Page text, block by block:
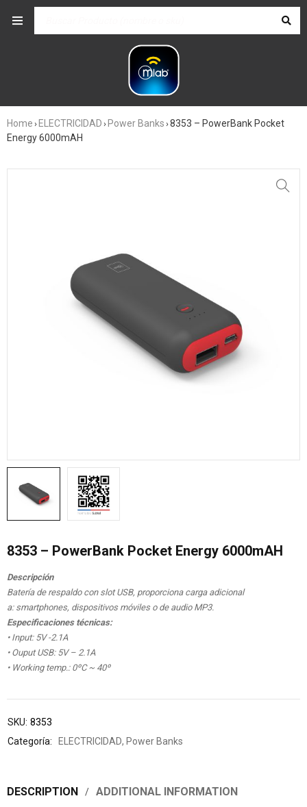
Home › ELECTRICIDAD › Power Banks ›8353 – PowerBank Pocket
Energy 6000mAH
8353 – PowerBank Pocket Energy 6000mAH
Descripción
Batería de respaldo con slot USB, proporciona carga adicional
a: smartphones, dispositivos móviles o de audio MP3.
Especificaciones técnicas:
• Input: 5V -2.1A
• Ouput USB: 5V – 2.1A
• Working temp.: 0ºC ~ 40º
SKU: 8353
Categoría:
ELECTRICIDAD, Power Banks
DESCRIPTION ADDITIONAL INFORMATION